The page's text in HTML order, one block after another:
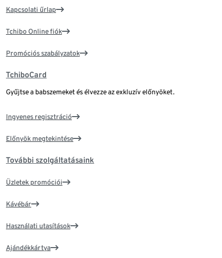
Kapcsolati űrlap
Tchibo Online fiók
Promóciós szabályzatok
TchiboCard
Gyűjtse a babszemeket és élvezze az exkluzív előnyöket.
Ingyenes regisztráció
Előnyök megtekintése
További szolgáltatásaink
Üzletek promóciói
Kávébár
Használati utasítások
Ajándékkártya